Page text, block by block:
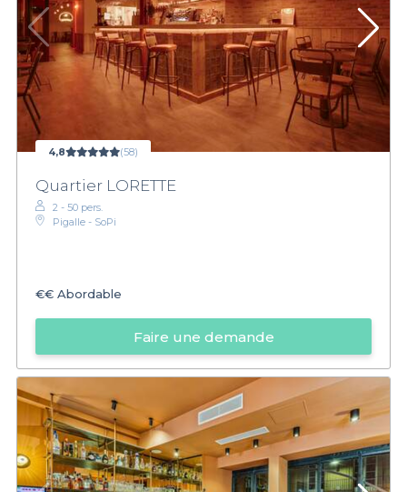
4,8 (58)
Quartier LORETTE
2 - 50 pers.
Pigalle - SoPi
€€ Abordable
Faire une demande